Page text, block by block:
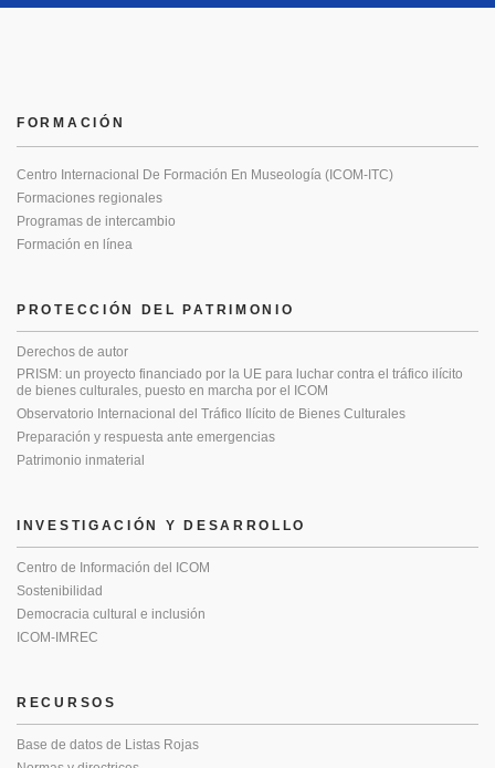
PROTECCIÓN DEL PATRIMONIO
Derechos de autor
PRISM: un proyecto financiado por la UE para luchar contra el tráfico ilícito
de bienes culturales, puesto en marcha por el ICOM
Observatorio Internacional del Tráfico Ilícito de Bienes Culturales
Preparación y respuesta ante emergencias
Patrimonio inmaterial
FORMACIÓN
Centro Internacional De Formación En Museología (ICOM-ITC)
Formaciones regionales
Programas de intercambio
Formación en línea
INVESTIGACIÓN Y DESARROLLO
Centro de Información del ICOM
Sostenibilidad
Democracia cultural e inclusión
ICOM-IMREC
RECURSOS
Base de datos de Listas Rojas